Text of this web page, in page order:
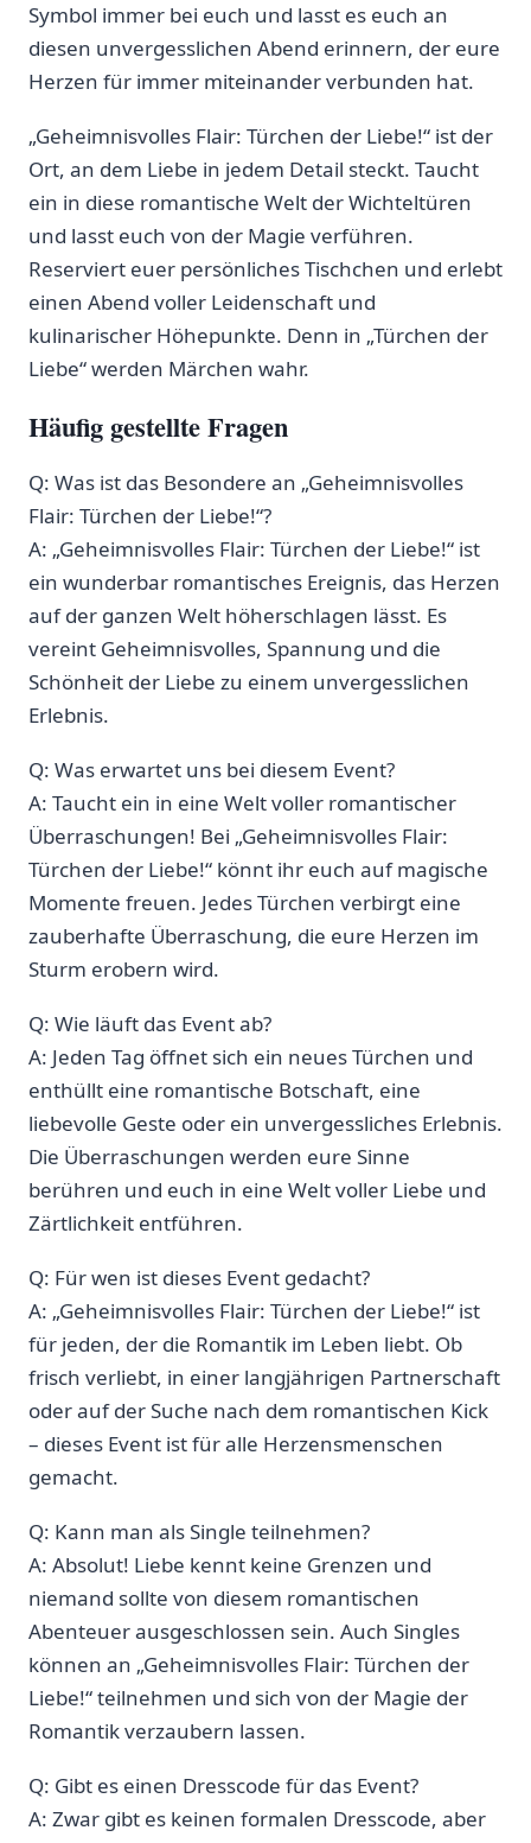
Symbol immer bei‌ euch ‌und lasst ⁢es ⁣euch an
diesen unvergesslichen⁢ Abend erinnern,​ der eure
Herzen für immer miteinander verbunden hat.
„Geheimnisvolles Flair: Türchen der Liebe!“ ist der
Ort, an dem Liebe in jedem Detail steckt. ⁣Taucht
ein in diese romantische Welt der Wichteltüren
und lasst ⁣euch von⁤ der ⁣Magie verführen.
Reserviert euer persönliches Tischchen und erlebt
einen ⁤Abend voller Leidenschaft und
kulinarischer Höhepunkte. Denn in „Türchen der
Liebe“ werden Märchen wahr.
Häufig gestellte Fragen
Q:⁣ Was ist das Besondere an „Geheimnisvolles‍
Flair: Türchen der Liebe!“?
A: „Geheimnisvolles Flair: Türchen der ‍Liebe!“⁢ ist
ein wunderbar romantisches Ereignis, das Herzen
auf der ganzen Welt höherschlagen lässt. Es
vereint Geheimnisvolles, Spannung und die
Schönheit der Liebe zu einem unvergesslichen
Erlebnis.
Q: Was erwartet⁣ uns bei diesem Event?
A: Taucht ein in eine Welt voller romantischer
Überraschungen! Bei „Geheimnisvolles Flair:
Türchen der Liebe!“ könnt ihr euch auf magische
Momente freuen. Jedes Türchen verbirgt eine
zauberhafte Überraschung, die eure Herzen im⁢
Sturm erobern​ wird.
Q: Wie läuft ⁤das Event ab?
A: Jeden Tag öffnet sich ein neues Türchen und‍
enthüllt eine romantische Botschaft, eine
liebevolle Geste oder ein unvergessliches Erlebnis.
Die⁤ Überraschungen​ werden eure Sinne
berühren und euch in ‌eine Welt voller⁤ Liebe und
Zärtlichkeit entführen.
Q: Für wen ist dieses Event gedacht?
A: „Geheimnisvolles Flair: Türchen der⁤ Liebe!“ ist
für jeden, der die Romantik‍ im Leben liebt. Ob
frisch verliebt, in ‌einer langjährigen Partnerschaft​
oder auf der ​Suche nach dem ⁣romantischen Kick
– dieses Event ist für alle Herzensmenschen
gemacht.
Q: Kann man als Single teilnehmen?
A: Absolut! Liebe kennt keine Grenzen und
niemand‌ sollte von diesem romantischen
Abenteuer ausgeschlossen sein. Auch Singles
können an „Geheimnisvolles Flair: Türchen der
Liebe!“ teilnehmen ⁤und sich von der Magie ​der
Romantik verzaubern lassen.
Q: Gibt es einen Dresscode für das‌ Event?
A: Zwar⁢ gibt ‍es keinen formalen Dresscode, aber